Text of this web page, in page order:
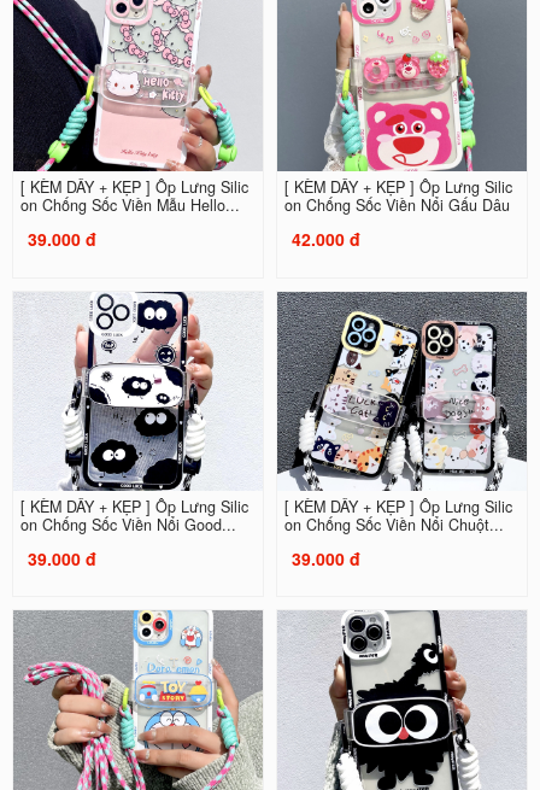
[ KÈM DÂY + KẸP ] Ốp Lưng Silic
on Chống Sốc Viền Mẫu Hello...
39.000 đ
[ KÈM DÂY + KẸP ] Ốp Lưng Silic
on Chống Sốc Viền Nổi Gấu Dâu
42.000 đ
[ KÈM DÂY + KẸP ] Ốp Lưng Silic
on Chống Sốc Viền Nổi Good...
39.000 đ
[ KÈM DÂY + KẸP ] Ốp Lưng Silic
on Chống Sốc Viền Nổi Chuột...
39.000 đ